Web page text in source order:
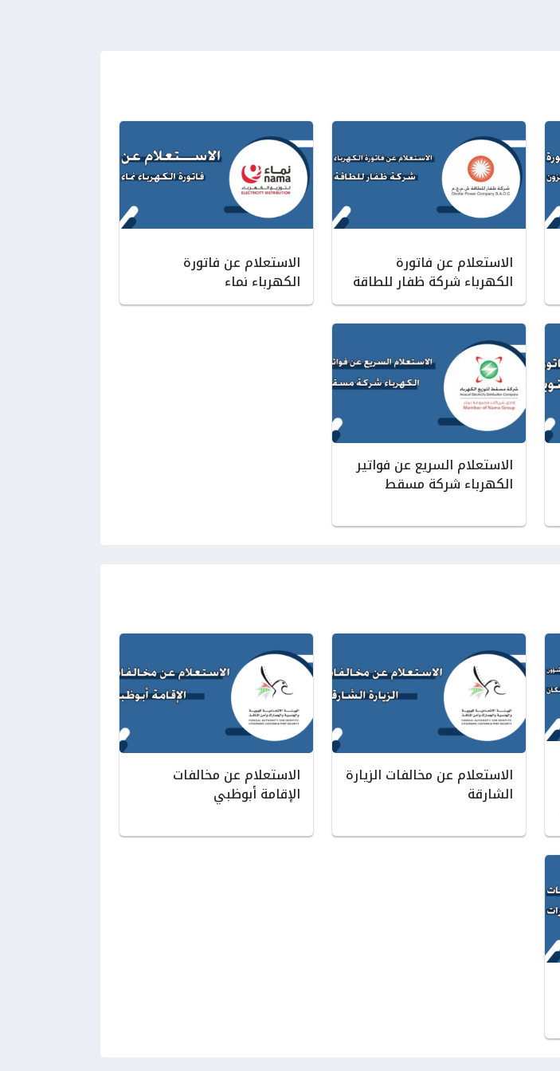
الاستعلام عن فاتورة
الكهرباء شركة ظفار للطاقة
الاستعلام عن فاتورة
الكهرباء نماء
الاستعلام السريع عن فواتير
الكهرباء شركة مسقط
الاستعلام عن مخالفات الزيارة
الشارقة
الاستعلام عن مخالفات
الإقامة أبوظبي